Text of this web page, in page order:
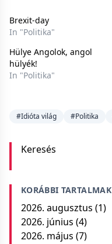
Brexit-day
In "Politika"
Hülye Angolok, angol
hülyék!
In "Politika"
#Idióta világ #Politika
Keresés
KORÁBBI TARTALMAK
2026. augusztus (1)
2026. június (4)
2026. május (7)